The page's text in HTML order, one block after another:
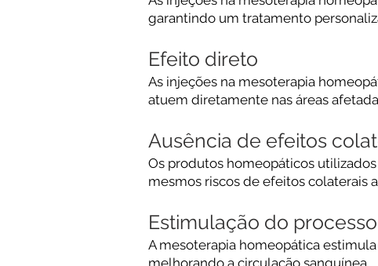
garantindo um tratamento
Efeito direto
As injeções na mesoterapia
atuem diretamente nas áreas
Ausência de efeitos
Os produtos homeopáticos
mesmos riscos de efeitos colaterais
Estimulação do
A mesoterapia homeopática
melhorando a circulação sanguínea.